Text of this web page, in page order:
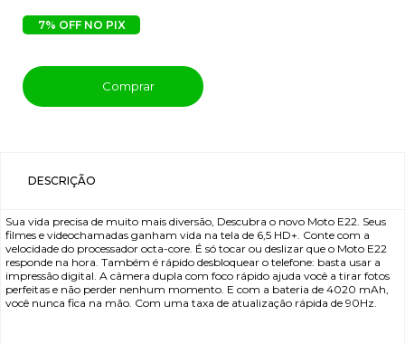
7% OFF NO PIX
Comprar
DESCRIÇÃO
Sua vida precisa de muito mais diversão, Descubra o novo Moto E22. Seus
filmes e videochamadas ganham vida na tela de 6,5 HD+. Conte com a
velocidade do processador octa-core. É só tocar ou deslizar que o Moto E22
responde na hora. Também é rápido desbloquear o telefone: basta usar a
impressão digital. A câmera dupla com foco rápido ajuda você a tirar fotos
perfeitas e não perder nenhum momento. E com a bateria de 4020 mAh,
você nunca fica na mão. Com uma taxa de atualização rápida de 90Hz.